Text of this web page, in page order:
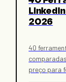
2026
40
preço para